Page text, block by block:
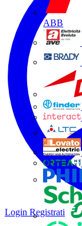
ABB
Login Registrati